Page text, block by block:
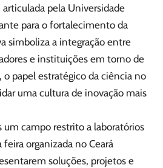
articulada pela Universidade
para o fortalecimento da
simboliza a integração entre
e instituições em torno de
o papel estratégico da ciência no
uma cultura de inovação mais
um campo restrito a laboratórios
organizada no Ceará
soluções, projetos e